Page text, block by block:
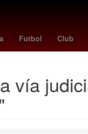
Futbol Club
minnesota -
vía